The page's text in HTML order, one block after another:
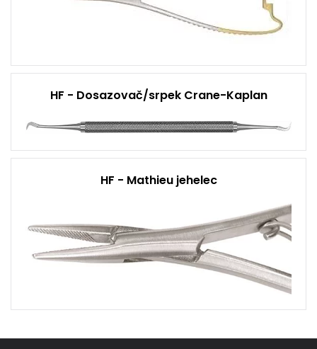
HF - Dosazovač/srpek Crane-Kaplan
HF - Mathieu jehelec